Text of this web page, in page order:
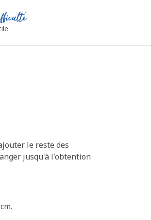
le reste des
jusqu'à l'obtention